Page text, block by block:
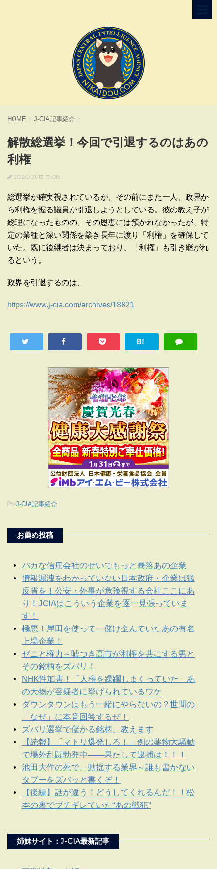
HOME > J-CIA記事紹介 >
解散総選挙！今回で引退するのはあの
利権
2026/01/13 17:08
総選挙が確実視されているが、その前にまた一人、政界か
ら利権を握る議員が引退しようとしている。彼の教え子が
総理になったものの、その恩恵には預かれなかったが、特
定の業種と深い関係を築き長年に渡り「利権」を確保して
いた。既に後継者は決まっており、「利権」も引き継がれ
るという。
政界を引退するのは、
https://www.j-cia.com/archives/18821
B!
-J-CIA記事紹介
お薦め投稿
バカな信用会社のせいでもっと暴落あの企業
情報漏洩をわかっていない日本政府・企業は猛
反省を！公安・外事が危険視する会社ここにあ
り！JCIAはこういう企業を逐一見張っていま
す！
極悪！岸田を使って一儲け企んでいたあの有名
上場企業！
ゼニと権力～嘘つき高市が利権を共にする男と
その銘柄をズバリ！
NHK性加害！「人権を蹂躙しまくっていた」あ
の大物が容疑者に挙げられているワケ
ダウンタウンはもう一緒にやらないの？世間の
「なぜ」に本音回答するぜ！
ズバリ選挙で儲かる銘柄、教えます
【続報】「マトリ爆発しろ！」例の薬物大騒動
で場外乱闘勃発中――果たして逮捕は！！！
池田大作の死で、動揺する業界～誰も書かない
タブーをズバッと書くぞ！
【後編】話が違う！どうしてくれるんだ！！松
本の裏でブチギレていた“あの戦犯”
姉妹サイト：J-CIA最新記事